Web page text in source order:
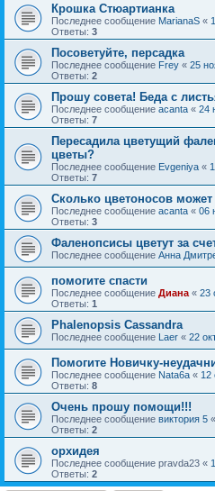
Крошка Стюартианка
Последнее сообщение MarianaS «
Ответы: 3
Посоветуйте, персадка
Последнее сообщение Frey « 25
Ответы: 2
Прошу совета! Беда с
Последнее сообщение acanta « 24
Ответы: 7
Пересадила цветущий
цветы?
Последнее сообщение Evgeniya «
Ответы: 7
Сколько цветоносов
Последнее сообщение acanta « 06
Ответы: 3
Фаленопсисы цветут за
Последнее сообщение Анна
помогите спасти
Последнее сообщение Диана « 23
Ответы: 1
Phalenopsis Cassandra
Последнее сообщение Laer « 22
Помогите Новичку-
Последнее сообщение Nata6a « 12
Ответы: 8
Очень прошу помощи!!!
Последнее сообщение виктория 5 «
Ответы: 2
орхидея
Последнее сообщение pravda23 «
Ответы: 2